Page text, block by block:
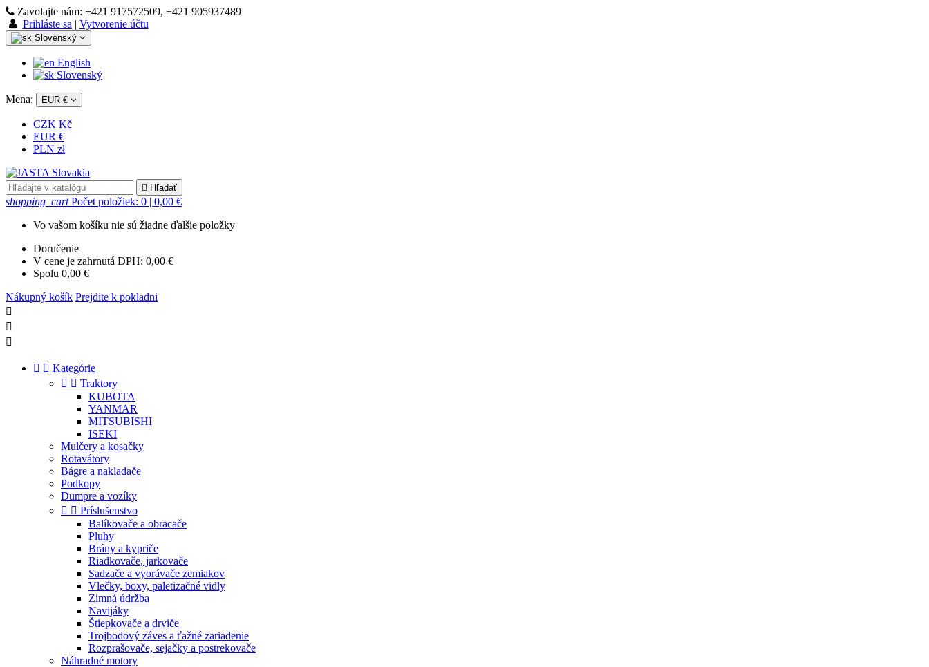
Zavolajte nám: +421 917572509, +421 905937489
Prihláste sa | Vytvorenie účtu
Slovenský
English
Slovenský
Mena: EUR €
CZK Kč
EUR €
PLN zł
 Hľadať
shopping_cart Počet položiek: 0 | 0,00 €
Vo vašom košíku nie sú žiadne ďalšie položky
Doručenie
V cene je zahrnutá DPH: 0,00 €
Spolu 0,00 €
Nákupný košík Prejdite k pokladni



  Kategórie
  Traktory
KUBOTA
YANMAR
MITSUBISHI
ISEKI
Mulčery a kosačky
Rotavátory
Bágre a nakladače
Podkopy
Dumpre a vozíky
  Príslušenstvo
Balíkovače a obracače
Pluhy
Brány a kypriče
Riadkovače, jarkovače
Sadzače a vyorávače zemiakov
Vlečky, boxy, paletizačné vidly
Zimná údržba
Navijáky
Štiepkovače a drviče
Trojbodový záves a ťažné zariadenie
Rozprašovače, sejačky a postrekovače
Náhradné motory